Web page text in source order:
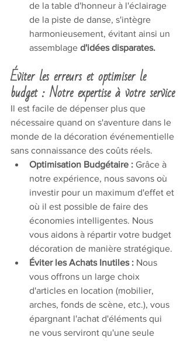
de la table d'honneur à l'éclairage
de la piste de danse, s'intègre
harmonieusement, évitant ainsi un
assemblage d'idées disparates.
Éviter les erreurs et optimiser le
budget : Notre expertise à votre service
Il est facile de dépenser plus que
nécessaire quand on s'aventure dans le
monde de la décoration événementielle
sans connaissance des coûts réels.
Optimisation Budgétaire : Grâce à
notre expérience, nous savons où
investir pour un maximum d'effet et
où il est possible de faire des
économies intelligentes. Nous
vous aidons à répartir votre budget
décoration de manière stratégique.
Éviter les Achats Inutiles : Nous
vous offrons un large choix
d'articles en location (mobilier,
arches, fonds de scène, etc.), vous
épargnant l'achat d'éléments qui
ne vous serviront qu'une seule